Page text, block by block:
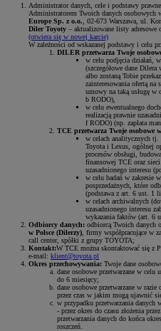
Administrator danych, cele i podstawy prawne
Administratorem Twoich danych osobowych
Europe Sp. z o.o. , 02-673 Warszawa, ul.
Diler Toyoty – aktualizowane listy adresowe
(otwiera się w nowej karcie)
W zależności od wskazanej podstawy i celu
DILER przetwarza Twoje
w celu podjęcia działań,
(szczegółowe dane
albo zostaną Tobie
zainteresowania ofertą
umowy na taką usługę
b RODO),
w celu ewentualnego
realizacją prawnie
f RODO) (np. zapłata
TCE przetwarza Twoje osobowe
w celach analitycznych tj.
Toyota i Lexus, ogólnej
procesów obsługi,
finansowej TCE oraz
uzasadnionego interesu
w celu badań w zakresie
posprzedażnych, które
(podstawa z art. 6 ust. 1
w celach archiwalnych
uzasadnionego interesu
wykazania faktów (art. 6
Odbiorcy danych: odbiorcą Twoich danych
w Polsce (Dilerzy) , firmy współpracujące w
call center, spółki z grupy TOYOTA;
Kontakt:W TCE można skontaktować się z
e-mail: klient@toyota.pl
Okres przechowywania: Twoje dane
dane osobowe przetwarzane w celu
do 6 miesięcy;
dane osobowe przetwarzane w
przez czas w jakim mogą ujawnić
w przypadku przetwarzania danych
- przez okres do czasu złożenia
przetwarzania danych do końca
roszczeń.